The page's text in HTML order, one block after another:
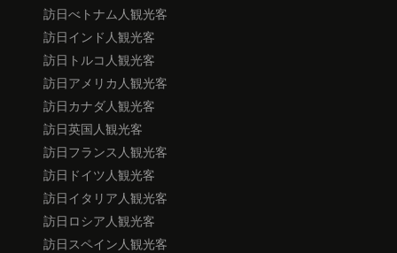
訪日べトナム人観光客
訪日インド人観光客
訪日トルコ人観光客
訪日アメリカ人観光客
訪日カナダ人観光客
訪日英国人観光客
訪日フランス人観光客
訪日ドイツ人観光客
訪日イタリア人観光客
訪日ロシア人観光客
訪日スペイン人観光客